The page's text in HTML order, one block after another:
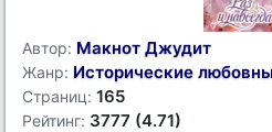
Автор: Макнот Джудит
Жанр: Исторические
Страниц: 165
Рейтинг: 3777 (4.71)